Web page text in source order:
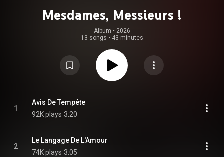
Mesdames, Messieurs !
Album • 2026
13 songs • 43 minutes
1
Avis De Tempête
92K plays 3:20
2
Le Langage De L'Amour
74K plays 3:05